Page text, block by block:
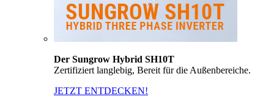
Der Sungrow Hybrid SH10T
Zertifiziert langlebig, Bereit für die Außenbereiche.
JETZT ENTDECKEN!